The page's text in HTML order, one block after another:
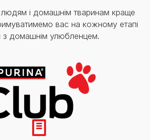
і домашнім тваринам краще
вас на кожному етапі
з домашнім улюбленцем.